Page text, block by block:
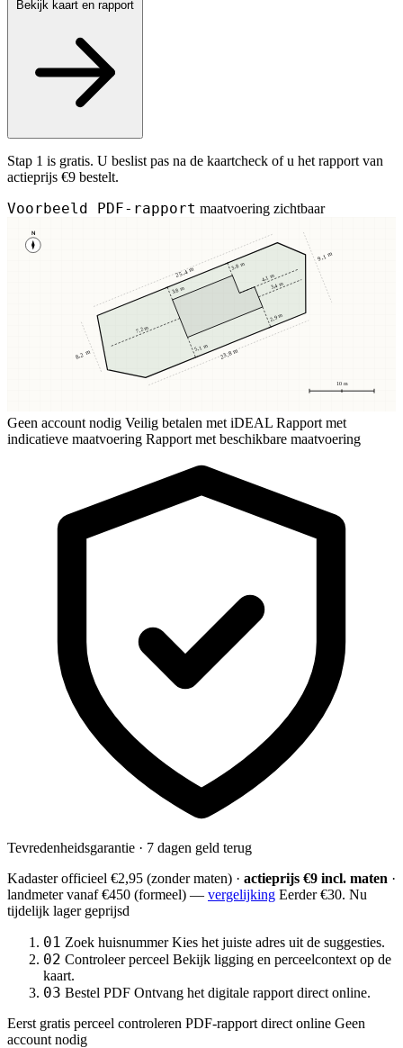
Bekijk kaart en rapport
Stap 1 is gratis. U beslist pas na de kaartcheck of u het rapport van
actieprijs €9 bestelt.
Voorbeeld PDF-rapport maatvoering zichtbaar
N
10 m
3,8 m
3,8 m
5,1 m
2,9 m
7,2 m
3,4 m
4,1 m
25,4 m
23,8 m
8,2 m
9,1 m
Geen account nodig Veilig betalen met iDEAL Rapport met
indicatieve maatvoering Rapport met beschikbare maatvoering
Tevredenheidsgarantie · 7 dagen geld terug
Kadaster officieel €2,95 (zonder maten) · actieprijs €9 incl. maten ·
landmetervanaf €450 (formeel) — vergelijking Eerder €30. Nu
tijdelijk lager geprijsd
01 Zoek huisnummer Kies het juiste adres uit de suggesties.
02 Controleer perceel Bekijk ligging en perceelcontext op de
kaart.
03 Bestel PDF Ontvang het digitale rapport direct online.
Eerst gratis perceel controleren PDF-rapport direct online Geen
account nodig